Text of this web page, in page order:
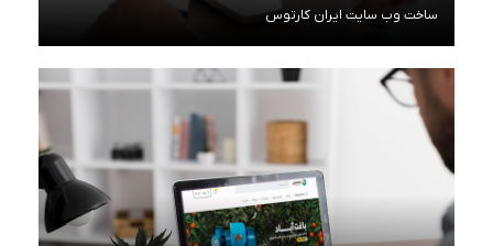
ساخت وب سایت ایران کارتوس
مشاهده توضیحات